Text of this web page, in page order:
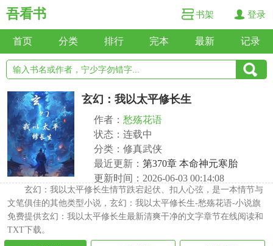
吾看书 书架 登录
首页 分类 排行 完本 最新 记录
玄幻：我以太平修长生
作者： 愁殇花语
状态：连载中
分类：修真武侠
最近更新： 第370章 本命神元寒胎
更新时间：2026-06-03 00:14:08
玄幻：我以太平修长生情节跌宕起伏、扣人心弦，是一本情节与
文笔俱佳的其他类型小说，玄幻：我以太平修长生-愁殇花语-小说旗
免费提供玄幻：我以太平修长生最新清爽干净的文字章节在线阅读和
TXT下载。